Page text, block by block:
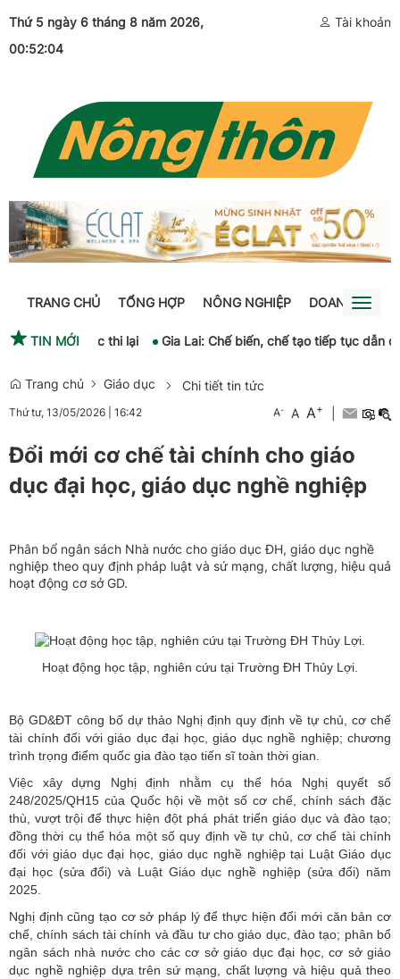
Thứ 5 ngày 6 tháng 8 năm 2026,
00:52:04
Tài khoản
TRANG CHỦ TỔNG HỢP NÔNG NGHIỆP DOANH Toggle
Trị được thi lại
Gia Lai: Chế biến, chế tạo tiếp tục dẫn
TIN MỚI
Trang chủ Giáo dục Chi tiết tin tức
Thứ tư, 13/05/2026 16:42 A- A A+
Đổi mới cơ chế tài chính cho giáo
dục đại học, giáo dục nghề nghiệp
Phân bổ ngân sách Nhà nước cho giáo dục ĐH, giáo dục nghề
nghiệp theo quy định pháp luật và sứ mạng, chất lượng, hiệu quả
hoạt động cơ sở GD.
Hoạt động học tập, nghiên cứu tại Trường ĐH Thủy Lợi.
Bộ GD&ĐT công bố dự thảo Nghị định quy định về tự chủ, cơ chế
tài chính đối với giáo dục đại học, giáo dục nghề nghiệp; chương
trình trọng điểm quốc gia đào tạo tiến sĩ toàn thời gian.
Việc xây dựng Nghị định nhằm cụ thể hóa Nghị quyết số
248/2025/QH15 của Quốc hội về một số cơ chế, chính sách đặc
thù, vượt trội để thực hiện đột phá phát triển giáo dục và đào tạo;
đồng thời cụ thể hóa một số quy định về tự chủ, cơ chế tài chính
đối với giáo dục đại học, giáo dục nghề nghiệp tại Luật Giáo dục
đại học (sửa đổi) và Luật Giáo dục nghề nghiệp (sửa đổi) năm
2025.
Nghị định cũng tạo cơ sở pháp lý để thực hiện đổi mới căn bản cơ
chế, chính sách tài chính và đầu tư cho giáo dục, đào tạo; phân bổ
ngân sách nhà nước cho các cơ sở giáo dục đại học, cơ sở giáo
dục nghề nghiệp dựa trên sứ mạng, chất lượng và hiệu quả theo